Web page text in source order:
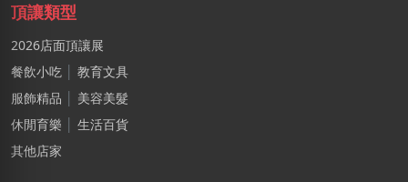
李X綺
新北市｜預算 10萬~30萬元
林X雲
台南市｜預算 100萬元以上
謝X生
台中市｜預算 10萬~30萬元
頂讓類型
2026店面頂讓展
餐飲小吃
教育文具
服飾精品
美容美髮
休閒育樂
生活百貨
其他店家